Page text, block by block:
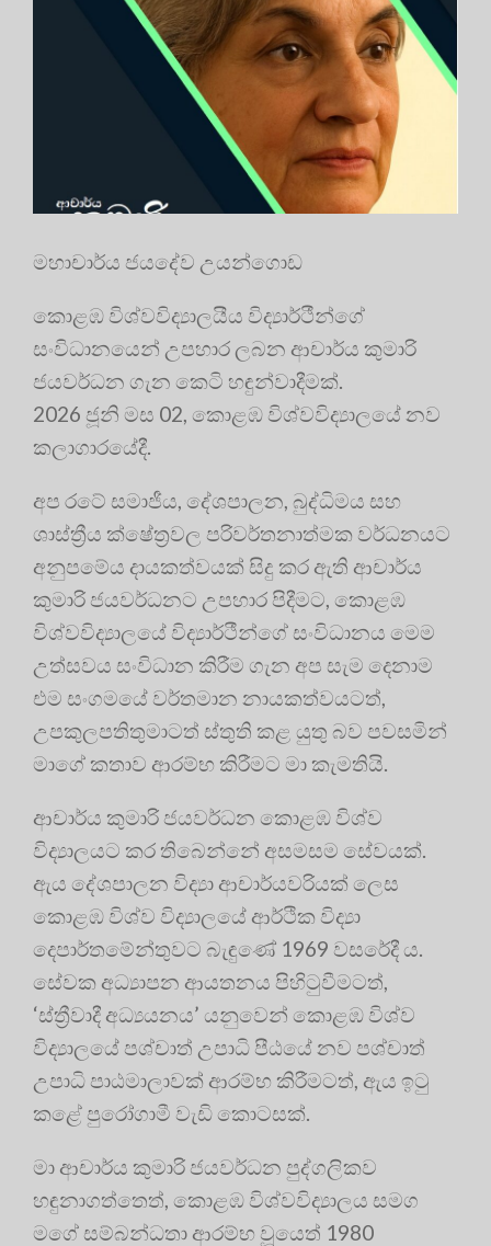
මහාචාර්ය ජයදේව උයන්ගොඩ
කොළඹ විශ්වවිද්‍යාලයීය විද්‍යාර්ථීන්ගේ
සංවිධානයෙන් උපහාර ලබන ආචාර්ය කුමාරි
ජයවර්ධන ගැන කෙටි හඳුන්වාදීමක්.
2026 ජූනි මස 02, කොළඹ විශ්වවිද්‍යාලයේ නව
කලාගාරයේදී.
අප රටේ සමාජීය, දේශපාලන, බුද්ධිමය සහ
ශාස්ත්‍රීය ක්ෂේත්‍රවල පරිවර්තනාත්මක වර්ධනයට
අනුපමේය දායකත්වයක් සිදු කර ඇති ආචාර්ය
කුමාරි ජයවර්ධනට උපහාර පිදීමට, කොළඹ
විශ්වවිද්‍යාලයේ විද්‍යාර්ථීන්ගේ සංවිධානය මෙම
උත්සවය සංවිධාන කිරීම ගැන අප සැම දෙනාම
එම සංගමයේ වර්තමාන නායකත්වයටත්,
උපකුලපතිතුමාටත් ස්තුති කළ යුතු බව පවසමින්
මාගේ කතාව ආරම්භ කිරීමට මා කැමතියි.
ආචාර්ය කුමාරි ජයවර්ධන කොළඹ විශ්ව
විද්‍යාලයට කර තිබෙන්නේ අසමසම සේවයක්.
ඇය දේශපාලන විද්‍යා ආචාර්යවරියක් ලෙස
කොළඹ විශ්ව විද්‍යාලයේ ආර්ථික විද්‍යා
දෙපාර්තමේන්තුවට බැඳුණේ 1969 වසරේදී ය.
සේවක අධ්‍යාපන ආයතනය පිහිටුවීමටත්,
‘ස්ත්‍රීවාදී අධ්‍යයනය’ යනුවෙන් කොළඹ විශ්ව
විද්‍යාලයේ පශ්චාත් උපාධි පීඨයේ නව පශ්චාත්
උපාධි පාඨමාලාවක් ආරම්භ කිරීමටත්, ඇය ඉටු
කළේ පුරෝගාමී වැඩි කොටසක්.
මා ආචාර්ය කුමාරි ජයවර්ධන පුද්ගලිකව
හඳුනාගත්තෙත්, කොළඹ විශ්වවිද්‍යාලය සමග
මගේ සම්බන්ධතා ආරම්භ වූයෙත් 1980